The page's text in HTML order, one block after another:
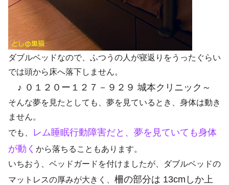
ダブルベッドなので、ふつうの人が寝返りをうったぐらい
では頭から床へ落下しません。
♪ ０１２０ー１２７－９２９ 城本クリニック～
そんな夢を見たとしても、夢を見ているとき、身体は動き
ません。
でも、
レム睡眠行動障害だと、夢を見ていても身体
が動く から落ちることもあります。
いちおう、ベッドガードを付けましたが、ダブルベッドの
マットレスの厚みが大きく、 柵の部分は 13cmしか上